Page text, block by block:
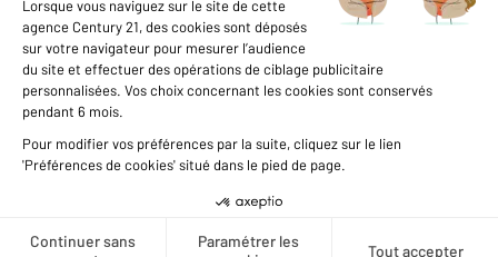
International
Nous contacter
Données personnelles
Gestionnaire des cookies